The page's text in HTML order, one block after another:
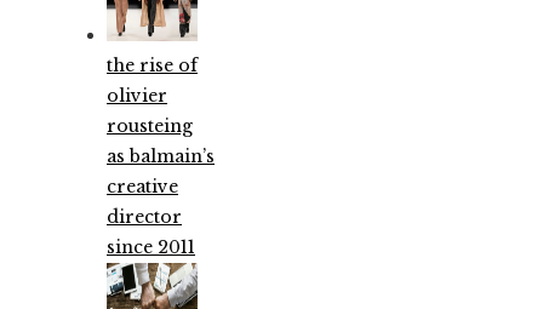
the rise of
olivier
rousteing
as balmain’s
creative
director
since 2011